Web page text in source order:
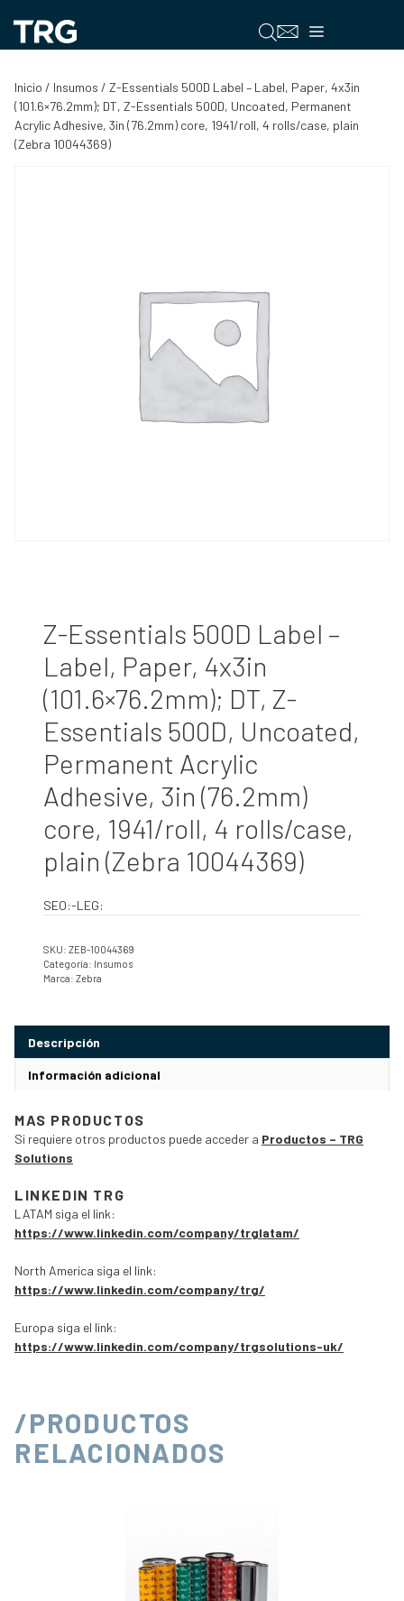
contenido
Menú
Inicio / Insumos / Z-Essentials 500D Label – Label, Paper, 4x3in
(101.6×76.2mm); DT, Z-Essentials 500D, Uncoated, Permanent
Acrylic Adhesive, 3in (76.2mm) core, 1941/roll, 4 rolls/case, plain
(Zebra 10044369)
Z-Essentials 500D Label –
Label, Paper, 4x3in
(101.6×76.2mm); DT, Z-
Essentials 500D, Uncoated,
Permanent Acrylic
Adhesive, 3in (76.2mm)
core, 1941/roll, 4 rolls/case,
plain (Zebra 10044369)
SEO:-LEG:
SKU: ZEB-10044369
Categoría: Insumos
Marca: Zebra
Descripción
Información adicional
MAS PRODUCTOS
Si requiere otros productos puede acceder a Productos – TRG
Solutions
LINKEDIN TRG
LATAM siga el link:
https://www.linkedin.com/company/trglatam/
North America siga el link:
https://www.linkedin.com/company/trg/
Europa siga el link:
https://www.linkedin.com/company/trgsolutions-uk/
/PRODUCTOS
RELACIONADOS